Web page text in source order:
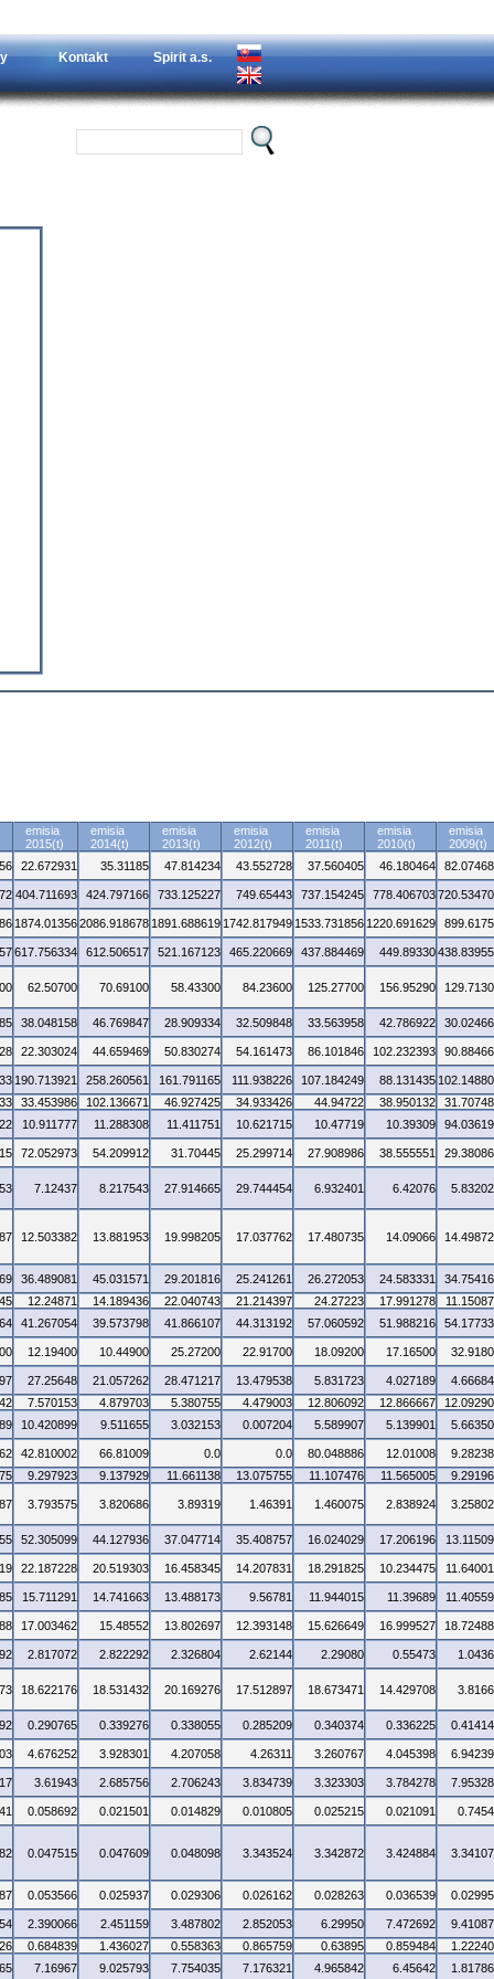
Kontakt Spirit a.s.
emisia
2015(t)
emisia
2014(t)
emisia
2013(t)
emisia
2012(t)
emisia
2011(t)
emisia
2010(t)
emisia
2009(t)
22.672931 35.31185 47.814234 43.552728 37.560405 46.180464
404.711693 424.797166 733.125227 749.65443 737.154245 778.406703
1874.013562086.918678 1891.688619 1742.817949 1533.731856 1220.691629
617.756334 612.506517 521.167123 465.220669 437.884469 449.89330
62.50700 70.69100 58.43300 84.23600 125.27700 156.95290
38.048158 46.769847 28.909334 32.509848 33.563958 42.786922
22.303024 44.659469 50.830274 54.161473 86.101846 102.232393
190.713921 258.260561 161.791165 111.938226 107.184249 88.131435
33.453986 102.136671 46.927425 34.933426 44.94722 38.950132
10.911777 11.288308 11.411751 10.621715 10.47719 10.39309
72.052973 54.209912 31.70445 25.299714 27.908986 38.555551
7.12437 8.217543 27.914665 29.744454 6.932401 6.42076
12.503382 13.881953 19.998205 17.037762 17.480735 14.09066
36.489081 45.031571 29.201816 25.241261 26.272053 24.583331
12.24871 14.189436 22.040743 21.214397 24.27223 17.991278
41.267054 39.573798 41.866107 44.313192 57.060592 51.988216
12.19400 10.44900 25.27200 22.91700 18.09200 17.16500
27.25648 21.057262 28.471217 13.479538 5.831723 4.027189
7.570153 4.879703 5.380755 4.479003 12.806092 12.866667
10.420899 9.511655 3.032153 0.007204 5.589907 5.139901
42.810002 66.81009 0.0 0.0 80.048886 12.01008
9.297923 9.137929 11.661138 13.075755 11.107476 11.565005
3.793575 3.820686 3.89319 1.46391 1.460075 2.838924
52.305099 44.127936 37.047714 35.408757 16.024029 17.206196
22.187228 20.519303 16.458345 14.207831 18.291825 10.234475
15.711291 14.741663 13.488173 9.56781 11.944015 11.39689
17.003462 15.48552 13.802697 12.393148 15.626649 16.999527
2.817072 2.822292 2.326804 2.62144 2.29080 0.55473
18.622176 18.531432 20.169276 17.512897 18.673471 14.429708
0.290765 0.339276 0.338055 0.285209 0.340374 0.336225
4.676252 3.928301 4.207058 4.26311 3.260767 4.045398
3.61943 2.685756 2.706243 3.834739 3.323303 3.784278
0.058692 0.021501 0.014829 0.010805 0.025215 0.021091
0.047515 0.047609 0.048098 3.343524 3.342872 3.424884
0.053566 0.025937 0.029306 0.026162 0.028263 0.036539
2.390066 2.451159 3.487802 2.852053 6.29950 7.472692
0.684839 1.436027 0.558363 0.865759 0.63895 0.859484
7.16967 9.025793 7.754035 7.176321 4.965842 6.45642